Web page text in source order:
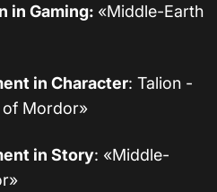
in Gaming: «Middle-Earth
in Character: Talion -
of Mordor»
in Story: «Middle-